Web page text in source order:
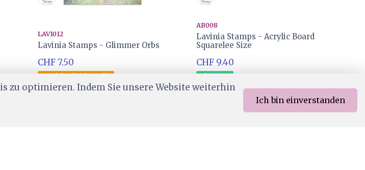
LAV1012
Lavinia Stamps - Glimmer Orbs
CHF 7.50
Wird für dich bestellt
AB008
Lavinia Stamps - Acrylic Board
Squarelee Size
CHF 9.40
Ab Lager
zu optimieren. Indem Sie unsere Website weiterhin
Ich bin einverstanden